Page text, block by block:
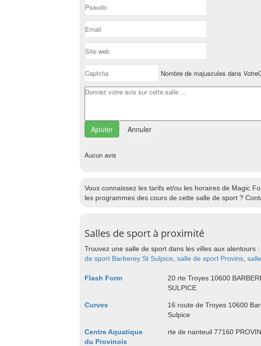
Nombre de majuscules dans
Annuler
Aucun avis
Vous connaissez les tarifs et/ou les horaires de Magic
les programmes des cours de cette salle de sport ?
Salles de sport à proximité
Trouvez une salle de sport dans les villes aux alentours :
de sport Barberey St Sulpice salle de sport Provins
Flash Form
20 rte Troyes 10600
SULPICE
Curves
16 route de Troyes 10600
Sulpice
Centre Aquatique
du Provinois
rte de nanteuil 77160